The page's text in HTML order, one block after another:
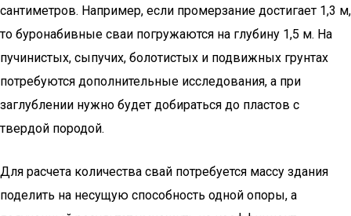
сантиметров. Например, если промерзание достигает 1,3 м,
то буронабивные сваи погружаются на глубину 1,5 м. На
пучинистых, сыпучих, болотистых и подвижных грунтах
потребуются дополнительные исследования, а при
заглублении нужно будет добираться до пластов с
твердой породой.
Для расчета количества свай потребуется массу здания
поделить на несущую способность одной опоры, а